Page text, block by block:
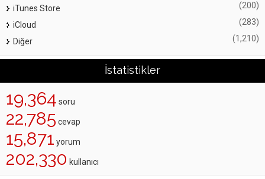
iTunes Store (200)
iCloud (283)
Diğer (1,210)
İstatistikler
19,364 soru
22,785 cevap
15,871 yorum
202,330 kullanıcı